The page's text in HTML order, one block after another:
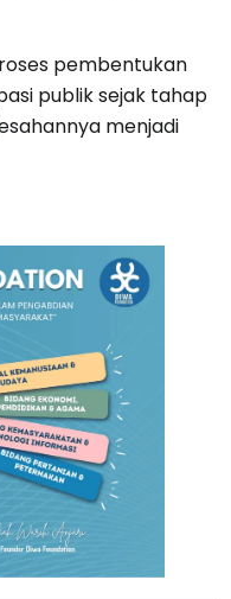
pembentukan
publik sejak tahap
menjadi